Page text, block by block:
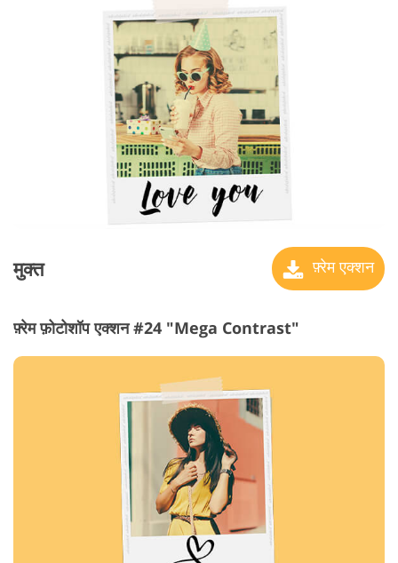
मुक्त फ़्रेम एक्शन
फ़्रेम फ़ोटोशॉप एक्शन #24 "Mega Contrast"